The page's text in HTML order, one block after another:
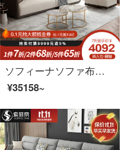
ソフィーナソファ布芸ソファーイタリアの軽い贅沢な布芸がソファーのリビングルームのミニチュアを分解して洗うことができます。北欧の三人の四人です。
¥35158~